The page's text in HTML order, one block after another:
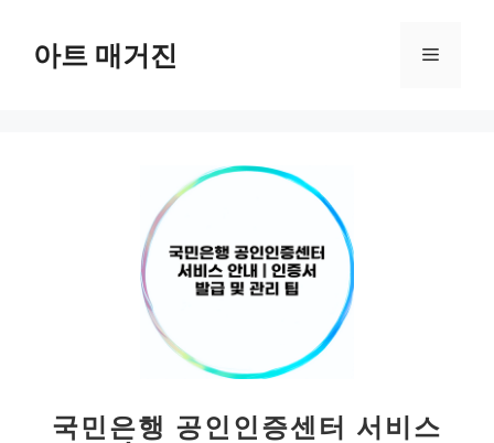
아트 매거진 메
국민은행 공인인증센터 서비스